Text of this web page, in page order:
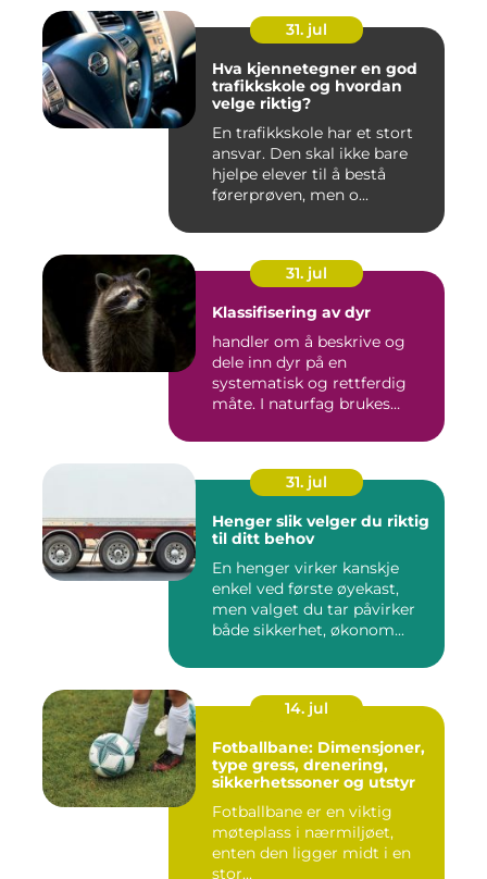
31. jul
Hva kjennetegner en god
trafikkskole og hvordan
velge riktig?
En trafikkskole har et stort
ansvar. Den skal ikke bare
hjelpe elever til å bestå
førerprøven, men o...
31. jul
Klassifisering av dyr
handler om å beskrive og
dele inn dyr på en
systematisk og rettferdig
måte. I naturfag brukes
31. jul
Henger slik velger du riktig
til ditt behov
En henger virker kanskje
enkel ved første øyekast,
men valget du tar påvirker
både sikkerhet, økonom...
14. jul
Fotballbane: Dimensjoner,
type gress, drenering,
sikkerhetssoner og utstyr
Fotballbane er en viktig
møteplass i nærmiljøet,
enten den ligger midt i en
stor...